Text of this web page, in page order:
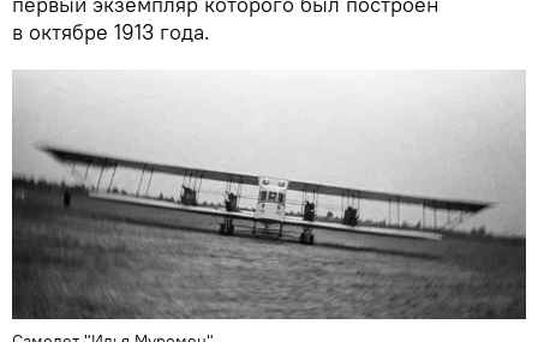
в октябре 1913 года.